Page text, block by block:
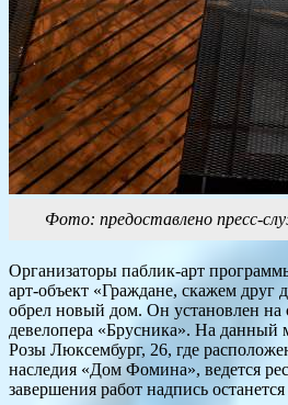
Фото: предоставлено пресс-
Организаторы паблик-арт
арт-объект «Граждане, скажем друг
обрел новый дом. Он установлен на
девелопера «Брусника». На данный
Розы Люксембург, 26, где
наследия «Дом Фомина», ведется
завершения работ надпись